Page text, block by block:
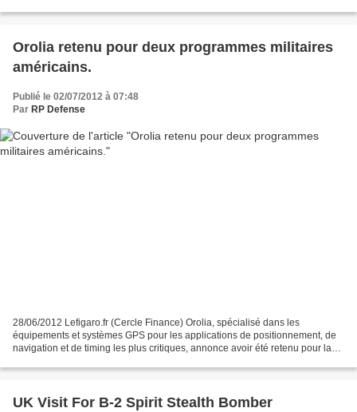
Orolia retenu pour deux programmes militaires
américains.
Publié le 02/07/2012 à 07:48
Par RP Defense
28/06/2012 Lefigaro.fr (Cercle Finance) Orolia, spécialisé dans les
équipements et systèmes GPS pour les applications de positionnement, de
navigation et de timing les plus critiques, annonce avoir été retenu pour la
UK Visit For B-2 Spirit Stealth Bomber